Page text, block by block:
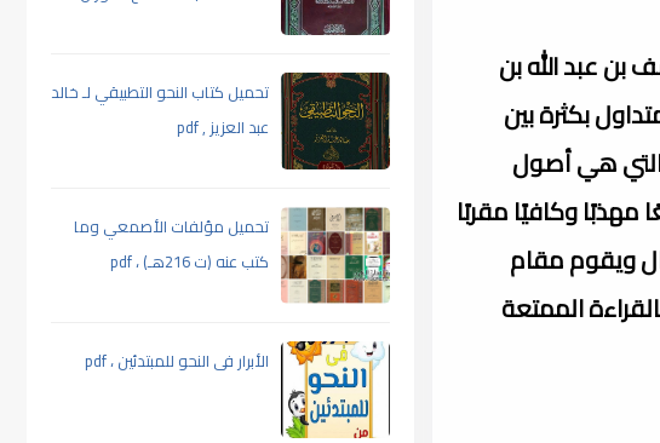
بن عبد الله بن
ولذلك فهو متداول بكثرة بين
هي أصول
مهذبًا وكافيًا مقربًا
ويقوم مقام
الممتعة
تحميل كتاب النحو التطبيقي لـ خالد
عبد العزيز , pdf
تحميل مؤلفات الأصمعي وما
كتب عنه (ت 216هـ) ، pdf
الأبرار فى النحو للمبتدئين ، pdf